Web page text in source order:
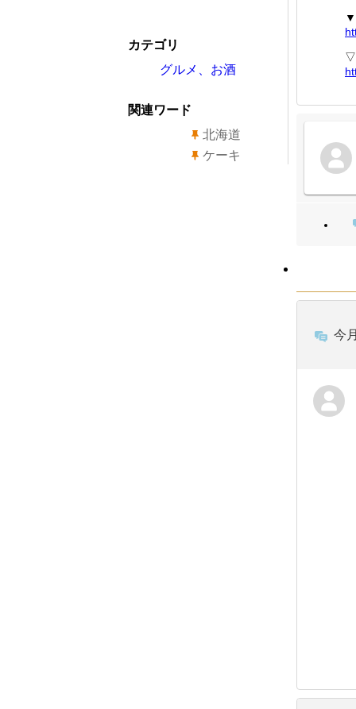
▽
今
カテゴリ
グルメ、お酒
関連ワード
北海道
ケーキ